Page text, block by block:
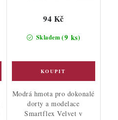
Skladem(9 ks)
94 Kč
Modrá hmota pro dokonalé
dorty a modelace
Smartflex Velvet v